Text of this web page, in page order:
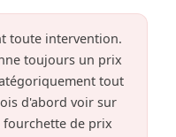
toute intervention.
toujours un prix
tout
d'abord voir sur
fourchette de prix